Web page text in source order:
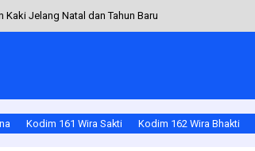
Jelang Natal dan Tahun Baru
Koper Misterius, Warga Diimbau Tenang
Kodim 161 Wira Sakti Kodim 162 Wira Bhakti